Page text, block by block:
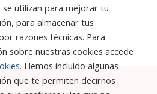
se utilizan para mejorar tu
para almacenar tus
razones técnicas. Para
sobre nuestras cookies accede
. Hemos incluido algunas
que te permiten decirnos